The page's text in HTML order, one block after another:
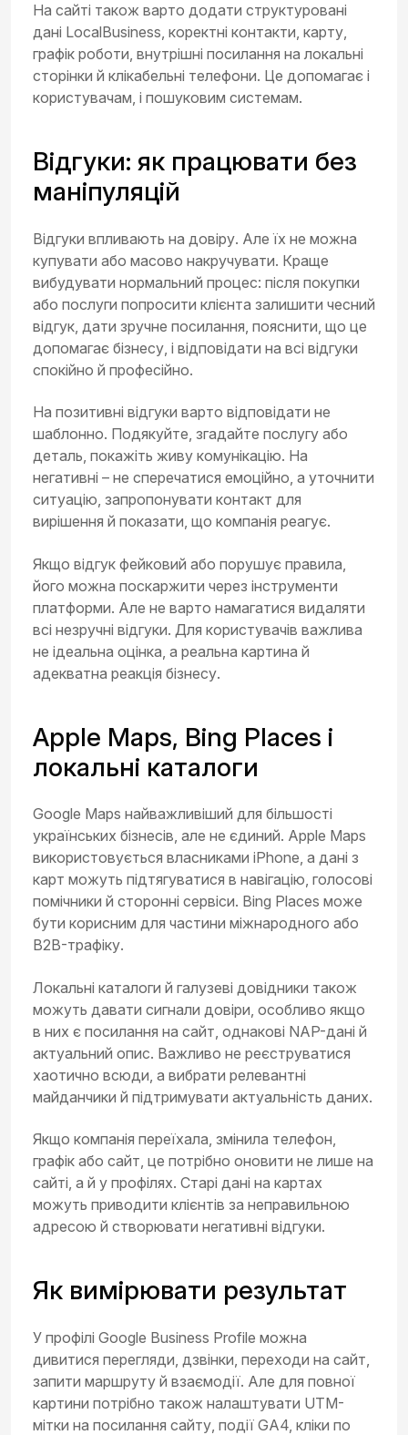
На сайті також варто додати структуровані
дані LocalBusiness, коректні контакти, карту,
графік роботи, внутрішні посилання на локальні
сторінки й клікабельні телефони. Це допомагає і
користувачам, і пошуковим системам.
Відгуки: як працювати без
маніпуляцій
Відгуки впливають на довіру. Але їх не можна
купувати або масово накручувати. Краще
вибудувати нормальний процес: після покупки
або послуги попросити клієнта залишити чесний
відгук, дати зручне посилання, пояснити, що це
допомагає бізнесу, і відповідати на всі відгуки
спокійно й професійно.
На позитивні відгуки варто відповідати не
шаблонно. Подякуйте, згадайте послугу або
деталь, покажіть живу комунікацію. На
негативні – не сперечатися емоційно, а уточнити
ситуацію, запропонувати контакт для
вирішення й показати, що компанія реагує.
Якщо відгук фейковий або порушує правила,
його можна поскаржити через інструменти
платформи. Але не варто намагатися видаляти
всі незручні відгуки. Для користувачів важлива
не ідеальна оцінка, а реальна картина й
адекватна реакція бізнесу.
Apple Maps, Bing Places і
локальні каталоги
Google Maps найважливіший для більшості
українських бізнесів, але не єдиний. Apple Maps
використовується власниками iPhone, а дані з
карт можуть підтягуватися в навігацію, голосові
помічники й сторонні сервіси. Bing Places може
бути корисним для частини міжнародного або
B2B-трафіку.
Локальні каталоги й галузеві довідники також
можуть давати сигнали довіри, особливо якщо
в них є посилання на сайт, однакові NAP-дані й
актуальний опис. Важливо не реєструватися
хаотично всюди, а вибрати релевантні
майданчики й підтримувати актуальність даних.
Якщо компанія переїхала, змінила телефон,
графік або сайт, це потрібно оновити не лише на
сайті, а й у профілях. Старі дані на картах
можуть приводити клієнтів за неправильною
адресою й створювати негативні відгуки.
Як вимірювати результат
У профілі Google Business Profile можна
дивитися перегляди, дзвінки, переходи на сайт,
запити маршруту й взаємодії. Але для повної
картини потрібно також налаштувати UTM-
мітки на посилання сайту, події GA4, кліки по